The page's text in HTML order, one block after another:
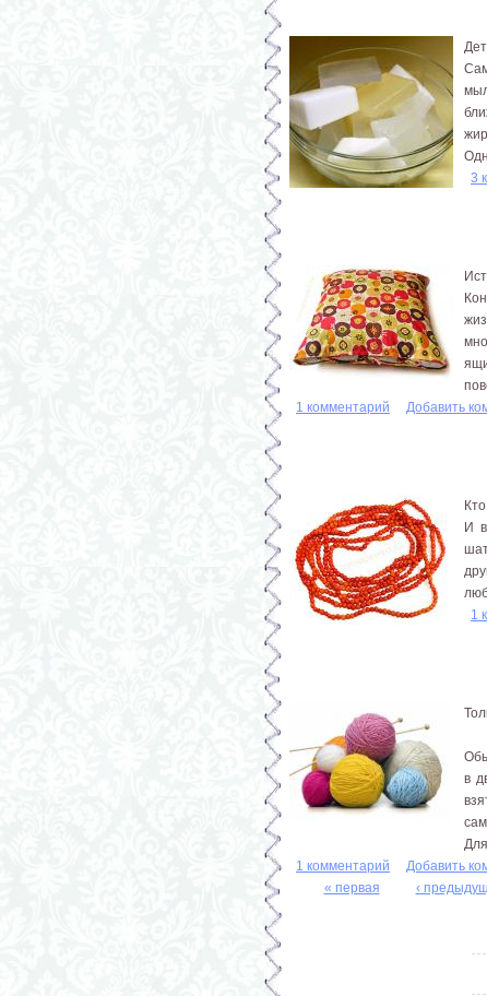
3
1 комментарий
Добавить
И
1
в
1 комментарий
Добавить
« первая ‹